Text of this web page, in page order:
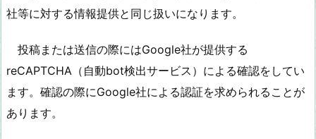
社等に対する情報提供と同じ扱いになります。
投稿または送信の際にはGoogle社が提供する
reCAPTCHA（自動bot検出サービス）による確認をしてい
ます。確認の際にGoogle社による認証を求められることが
あります。